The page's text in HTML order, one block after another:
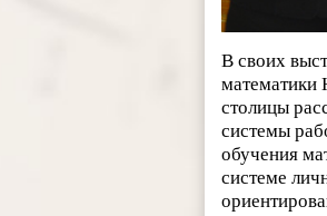
В своих
столицы
системы
обучения
системе